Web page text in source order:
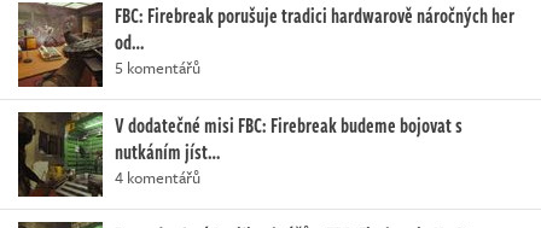
FBC: Firebreak porušuje tradici hardwarově náročných her
od…
5 komentářů
V dodatečné misi FBC: Firebreak budeme bojovat s
nutkáním jíst…
4 komentářů